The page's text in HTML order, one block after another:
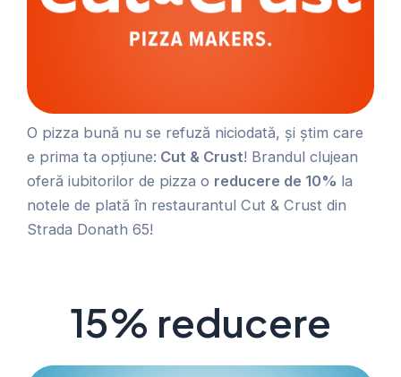
O pizza bună nu se refuză niciodată, și știm care
e prima ta opțiune: Cut & Crust! Brandul clujean
oferă iubitorilor de pizza o reducere de 10% la
notele de plată în restaurantul Cut & Crust din
Strada Donath 65!
15% reducere